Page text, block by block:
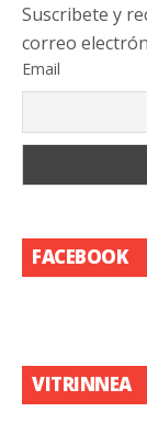
Suscribete y
correo
Email
FACEBOOK
VITRINNEA